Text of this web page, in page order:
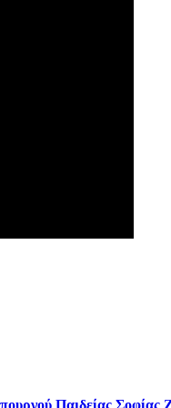
Παιδείας